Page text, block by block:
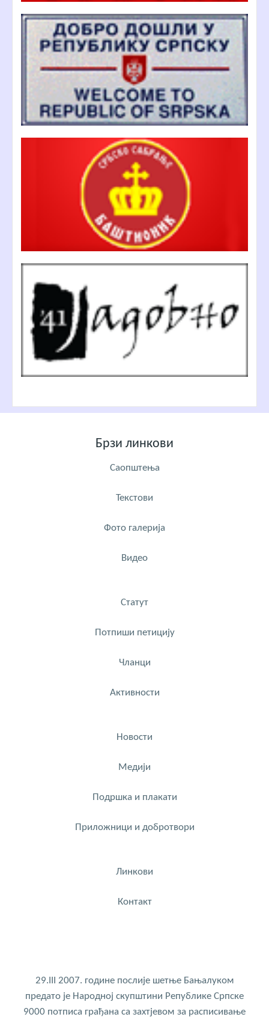
Брзи линкови
Саопштења
Текстови
Фото галерија
Видео
Статут
Потпиши петицију
Чланци
Активности
Новости
Медији
Подршка и плакати
Приложници и добротвори
Линкови
Контакт
29.III 2007. године послије шетње Бањалуком
предато је Народној скупштини Републике Српске
9000 потписа грађана са захтјевом за расписивање